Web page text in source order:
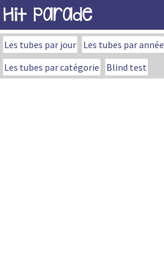
Hit Parade
Les tubes par jour Les tubes par année
Les tubes par catégorie
Blind test